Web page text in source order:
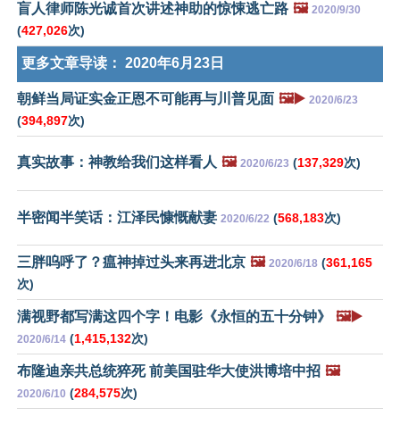
盲人律师陈光诚首次讲述神助的惊悚逃亡路 🖼️ 2020/9/30
(427,026次)
更多文章导读： 2020年6月23日
朝鲜当局证实金正恩不可能再与川普见面 🖼️▶️ 2020/6/23
(394,897次)
真实故事：神教给我们这样看人 🖼️ 2020/6/23 (137,329次)
半密闻半笑话：江泽民慷慨献妻 2020/6/22 (568,183次)
三胖呜呼了？瘟神掉过头来再进北京 🖼️ 2020/6/18 (361,165
次)
满视野都写满这四个字！电影《永恒的五十分钟》 🖼️▶️
2020/6/14 (1,415,132次)
布隆迪亲共总统猝死 前美国驻华大使洪博培中招 🖼️
2020/6/10 (284,575次)